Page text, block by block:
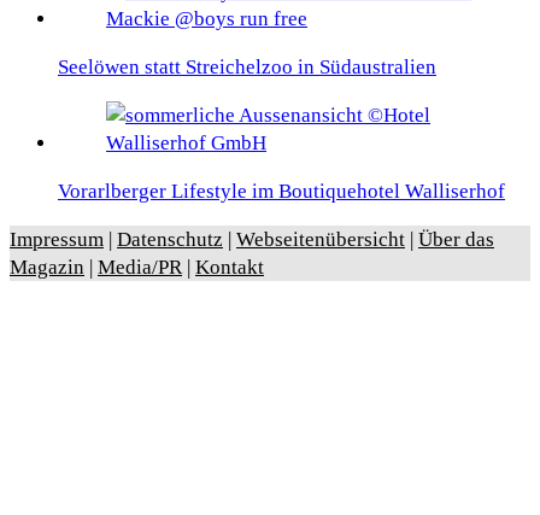
Seelöwen statt Streichelzoo in Südaustralien
Vorarlberger Lifestyle im Boutiquehotel Walliserhof
Impressum Datenschutz Webseitenübersicht Über das
Magazin
Media/PR| Kontakt